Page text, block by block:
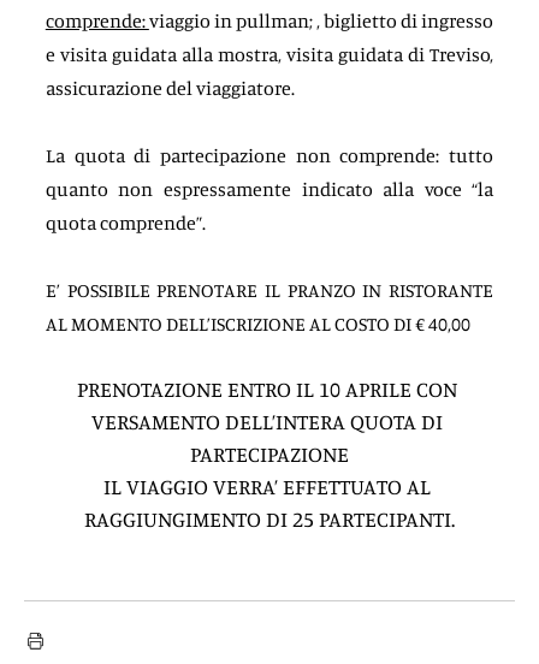
comprende: viaggio in pullman; , biglietto di ingresso
e visita guidata alla mostra, visita guidata di Treviso,
assicurazione del viaggiatore.
La quota di partecipazione non comprende: tutto
quanto non espressamente indicato alla voce “la
quota comprende”.
E’ POSSIBILE PRENOTARE IL PRANZO IN RISTORANTE
AL MOMENTO DELL’ISCRIZIONE AL COSTO DI € 40,00
PRENOTAZIONE ENTRO IL 10 APRILE CON
VERSAMENTO DELL’INTERA QUOTA DI
PARTECIPAZIONE
IL VIAGGIO VERRA’ EFFETTUATO AL
RAGGIUNGIMENTO DI 25 PARTECIPANTI.